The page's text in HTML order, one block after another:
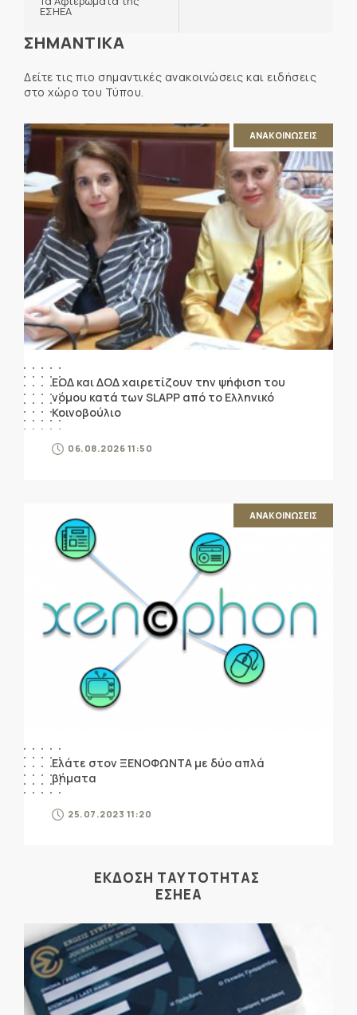
ΕΣΗΕΑ
ΣΗΜΑΝΤΙΚΑ
Δείτε τις πιο σημαντικές ανακοινώσεις και ειδήσεις
στο χώρο του Τύπου.
ΑΝΑΚΟΙΝΩΣΕΙΣ
ΕΟΔ και ΔΟΔ χαιρετίζουν την ψήφιση του
νόμου κατά των SLAPP από το Ελληνικό
Κοινοβούλιο
06.08.2026 11:50
ΑΝΑΚΟΙΝΩΣΕΙΣ
Ελάτε στον ΞΕΝΟΦΩΝΤΑ με δύο απλά
βήματα
25.07.2023 11:20
ΕΚΔΟΣΗ ΤΑΥΤΟΤΗΤΑΣ
ΕΣΗΕΑ